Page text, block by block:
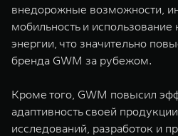
внедорожные возможности,
мобильность и
энергии, что значительно
бренда GWM за рубежом.
Кроме того, GWM повысил
адаптивность своей
исследований, разработок и